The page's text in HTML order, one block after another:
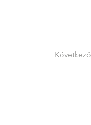
Következő